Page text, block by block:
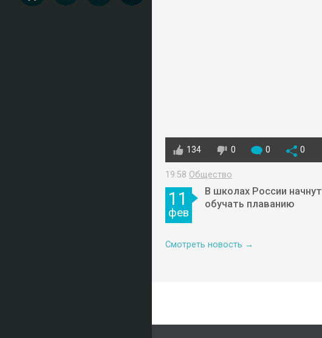
134 0 0 0
19:58 Общество
11
фев
В школах России начнут
обучать плаванию
Смотреть новость →